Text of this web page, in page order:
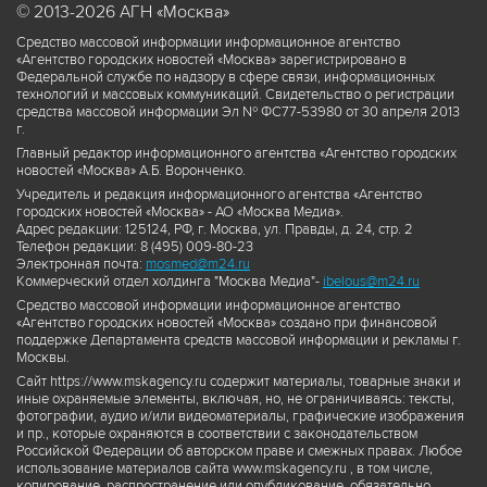
© 2013-2026 АГН «Москва»
Средство массовой информации информационное агентство
«Агентство городских новостей «Москва» зарегистрировано в
Федеральной службе по надзору в сфере связи, информационных
технологий и массовых коммуникаций. Свидетельство о регистрации
средства массовой информации Эл № ФС77-53980 от 30 апреля 2013
г.
Главный редактор информационного агентства «Агентство городских
новостей «Москва» А.Б. Воронченко.
Учредитель и редакция информационного агентства «Агентство
городских новостей «Москва» - АО «Москва Медиа».
Адрес редакции: 125124, РФ, г. Москва, ул. Правды, д. 24, стр. 2
Телефон редакции: 8 (495) 009-80-23
Электронная почта: mosmed@m24.ru
Коммерческий отдел холдинга "Москва Медиа"- ibelous@m24.ru
Средство массовой информации информационное агентство
«Агентство городских новостей «Москва» создано при финансовой
поддержке Департамента средств массовой информации и рекламы г.
Москвы.
Сайт https://www.mskagency.ru содержит материалы, товарные знаки и
иные охраняемые элементы, включая, но, не ограничиваясь: тексты,
фотографии, аудио и/или видеоматериалы, графические изображения
и пр., которые охраняются в соответствии с законодательством
Российской Федерации об авторском праве и смежных правах. Любое
использование материалов сайта www.mskagency.ru , в том числе,